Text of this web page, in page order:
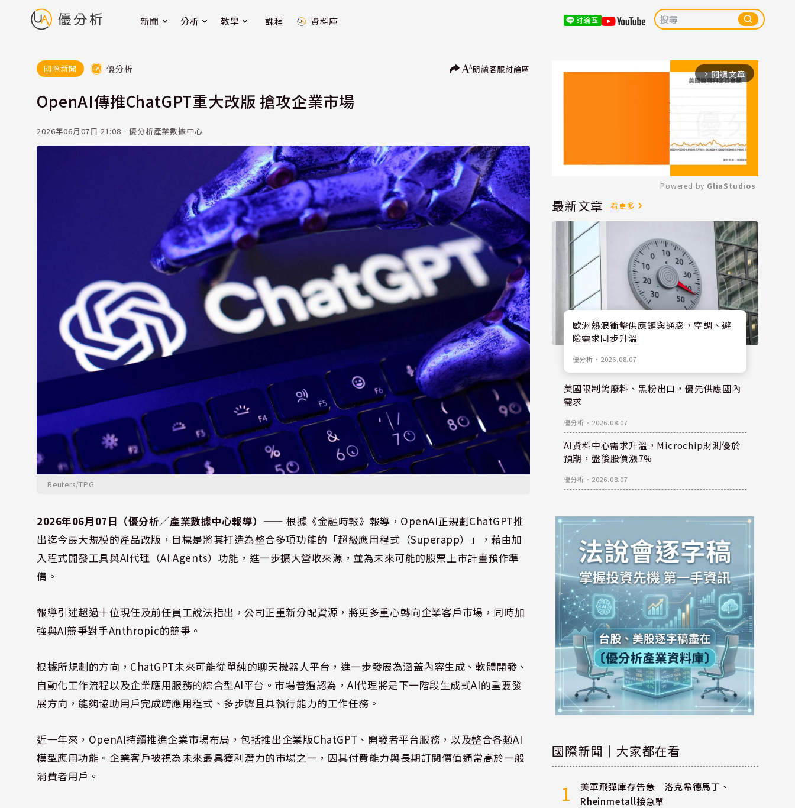
新聞 分析 教學 課程 資料庫 討論區
國際新聞 優分析 朗讀客服討論區
OpenAI傳推ChatGPT重大改版 搶攻企業市場
2026年06月07日 21:08 - 優分析產業數據中心
Reuters/TPG
2026年06月07日（優分析／產業數據中心報導） ⸺ 根據《金融時報》報導，OpenAI正規劃ChatGPT推
出迄今最大規模的產品改版，目標是將其打造為整合多項功能的「超級應用程式（Superapp）」，藉由加
入程式開發工具與AI代理（AI Agents）功能，進一步擴大營收來源，並為未來可能的股票上市計畫預作準
備。
報導引述超過十位現任及前任員工說法指出，公司正重新分配資源，將更多重心轉向企業客戶市場，同時加
強與AI競爭對手Anthropic的競爭。
根據所規劃的方向，ChatGPT未來可能從單純的聊天機器人平台，進一步發展為涵蓋內容生成、軟體開發、
自動化工作流程以及企業應用服務的綜合型AI平台。市場普遍認為，AI代理將是下一階段生成式AI的重要發
展方向，能夠協助用戶完成跨應用程式、多步驟且具執行能力的工作任務。
近一年來，OpenAI持續推進企業市場布局，包括推出企業版ChatGPT、開發者平台服務，以及整合各類AI
模型應用功能。企業客戶被視為未來最具獲利潛力的市場之一，因其付費能力與長期訂閱價值通常高於一般
消費者用戶。
arrow_forward_ios 閱讀文章
Mute
Powered by GliaStudios
最新文章 看更多
歐洲熱浪衝擊供應鏈與通膨，空調、避
險需求同步升溫
優分析 ． 2026.08.07
美國限制鎢廢料、黑粉出口，優先供應國內
需求
優分析 ． 2026.08.07
AI資料中心需求升溫，Microchip財測優於
預期，盤後股價漲7%
優分析 ． 2026.08.07
國際新聞｜大家都在看
1
美軍飛彈庫存告急 洛克希德馬丁、
Rheinmetall接急單